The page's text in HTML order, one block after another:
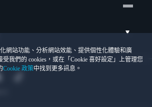
網站功能、分析網站效能、提供個性化體驗和廣
我們的 cookies，或在「Cookie 喜好設定」上管理您
Cookie 政策中找到更多訊息。